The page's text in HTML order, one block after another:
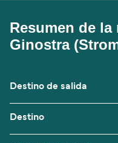
Resumen de
Ginostra
Destino de salida
Destino